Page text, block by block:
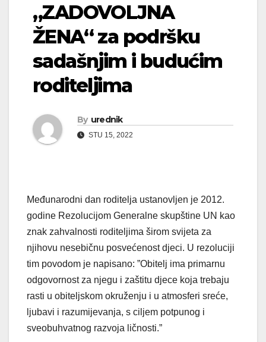
„ZADOVOLJNA
ŽENA“ za podršku
sadašnjim i budućim
roditeljima
By urednik
STU 15, 2022
Međunarodni dan roditelja ustanovljen je 2012.
godine Rezolucijom Generalne skupštine UN kao
znak zahvalnosti roditeljima širom svijeta za
njihovu nesebičnu posvećenost djeci. U rezoluciji
tim povodom je napisano: ”Obitelj ima primarnu
odgovornost za njegu i zaštitu djece koja trebaju
rasti u obiteljskom okruženju i u atmosferi sreće,
ljubavi i razumijevanja, s ciljem potpunog i
sveobuhvatnog razvoja ličnosti.”